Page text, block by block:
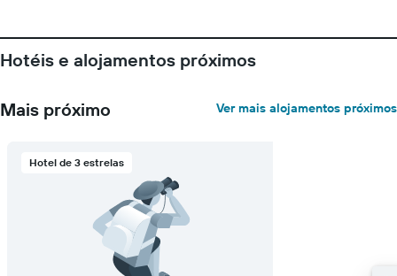
Hotéis e alojamentos próximos
Mais próximo Ver mais alojamentos próximos
Hotel de 3 estrelas